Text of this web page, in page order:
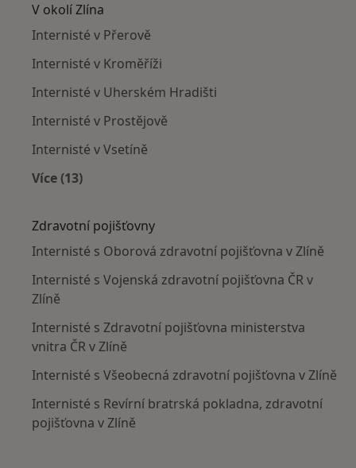
V okolí Zlína
Internisté v Přerově
Internisté v Kroměříži
Internisté v Uherském Hradišti
Internisté v Prostějově
Internisté v Vsetíně
Více (13)
Zdravotní pojišťovny
Internisté s Oborová zdravotní pojišťovna v Zlíně
Internisté s Vojenská zdravotní pojišťovna ČR v
Zlíně
Internisté s Zdravotní pojišťovna ministerstva
vnitra ČR v Zlíně
Internisté s Všeobecná zdravotní pojišťovna v Zlíně
Internisté s Revírní bratrská pokladna, zdravotní
pojišťovna v Zlíně